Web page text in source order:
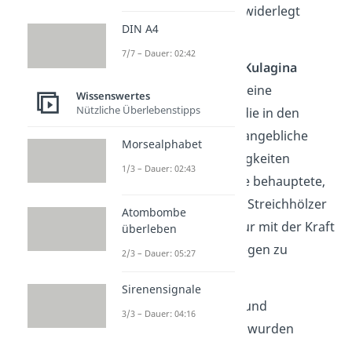
weder bestätigt noch widerlegt
werden.
Der Fall von Nina Kulagina
Nina Kulagina war eine
sowjetische Frau, die in den
1960er-Jahren für angebliche
telekinetische Fähigkeiten
bekannt wurde. Sie behauptete,
kleine Objekte wie Streichhölzer
oder Glasperlen nur mit der Kraft
ihres Geistes bewegen zu
Zahlreiche Videos und
Dokumentationen wurden
DIN A4
7/7 – Dauer: 02:42
Wissenswertes
Nützliche Überlebenstipps
Morsealphabet
1/3 – Dauer: 02:43
Atombombe
überleben
2/3 – Dauer: 05:27
Sirenensignale
3/3 – Dauer: 04:16